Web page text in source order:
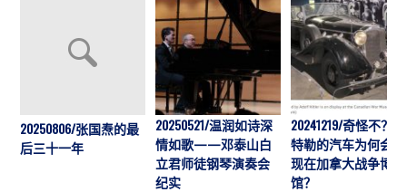
20250806/张国焘的最
后三十一年
20250521/温润如诗深
情如歌——邓泰山白
立君师徒钢琴演奏会
纪实
20241219/奇怪不？希
特勒的汽车为何会出
现在加拿大战争博物
馆？